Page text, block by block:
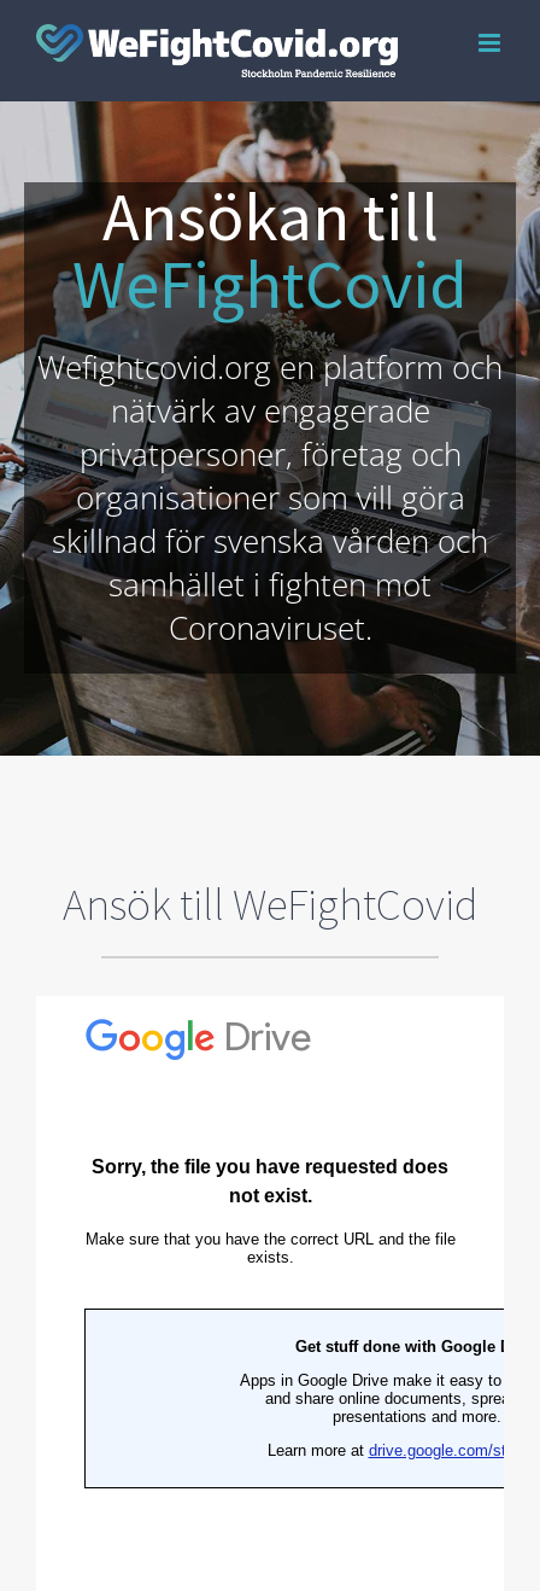
content
Ansökan till
WeFightCovid
Wefightcovid.org en platform och
nätvärk av engagerade
privatpersoner, företag och
organisationer som vill göra
skillnad för svenska vården och
samhället i fighten mot
Coronaviruset.
Ansök till WeFightCovid